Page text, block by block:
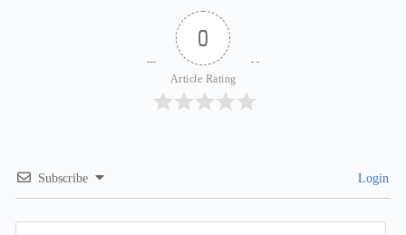
0
Article Rating
Subscribe Login